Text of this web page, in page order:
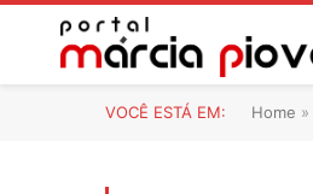
VOCÊ ESTÁ EM: Home »